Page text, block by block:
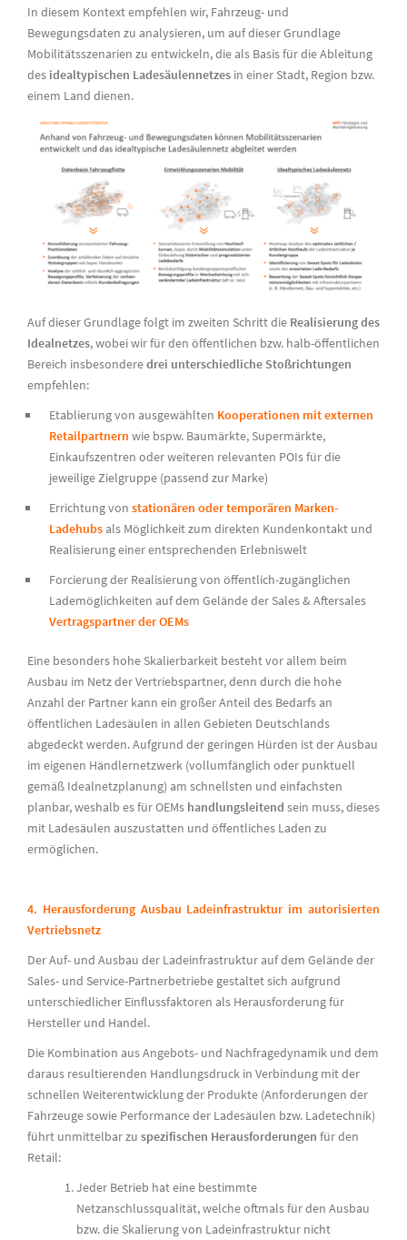
In diesem Kontext empfehlen wir, Fahrzeug- und
Bewegungsdaten zu analysieren, um auf dieser Grundlage
Mobilitätsszenarien zu entwickeln, die als Basis für die Ableitung
des idealtypischen Ladesäulennetzes in einer Stadt, Region bzw.
einem Land dienen.
Auf dieser Grundlage folgt im zweiten Schritt die Realisierung des
Idealnetzes, wobei wir für den öffentlichen bzw. halb-öffentlichen
Bereich insbesonderedrei unterschiedliche Stoßrichtungen
empfehlen:
Etablierung von ausgewählten Kooperationen mit externen
Retailpartnern wie bspw. Baumärkte, Supermärkte,
Einkaufszentren oder weiteren relevanten POIs für die
jeweilige Zielgruppe (passend zur Marke)
Errichtung von stationären oder temporären Marken-
Ladehubsals Möglichkeit zum direkten Kundenkontakt und
Realisierung einer entsprechenden Erlebniswelt
Forcierung der Realisierung von öffentlich-zugänglichen
Lademöglichkeiten auf dem Gelände der Sales & Aftersales
Vertragspartner der OEMs
Eine besonders hohe Skalierbarkeit besteht vor allem beim
Ausbau im Netz der Vertriebspartner, denn durch die hohe
Anzahl der Partner kann ein großer Anteil des Bedarfs an
öffentlichen Ladesäulen in allen Gebieten Deutschlands
abgedeckt werden. Aufgrund der geringen Hürden ist der Ausbau
im eigenen Händlernetzwerk (vollumfänglich oder punktuell
gemäß Idealnetzplanung) am schnellsten und einfachsten
planbar, weshalb es für OEMs handlungsleitend sein muss, dieses
mit Ladesäulen auszustatten und öffentliches Laden zu
ermöglichen.
4. Herausforderung Ausbau Ladeinfrastruktur im autorisierten
Vertriebsnetz
Der Auf- und Ausbau der Ladeinfrastruktur auf dem Gelände der
Sales- und Service-Partnerbetriebe gestaltet sich aufgrund
unterschiedlicher Einflussfaktoren als Herausforderung für
Hersteller und Handel.
Die Kombination aus Angebots- und Nachfragedynamik und dem
daraus resultierenden Handlungsdruck in Verbindung mit der
schnellen Weiterentwicklung der Produkte (Anforderungen der
Fahrzeuge sowie Performance der Ladesäulen bzw. Ladetechnik)
führt unmittelbar zu spezifischen Herausforderungen für den
Retail:
Jeder Betrieb hat eine bestimmte
Netzanschlussqualität, welche oftmals für den Ausbau
bzw. die Skalierung von Ladeinfrastruktur nicht